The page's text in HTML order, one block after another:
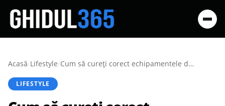
Acasă/Lifestyle/ Cum să cureți corect echipamentele de fitness de acasă
LIFESTYLE